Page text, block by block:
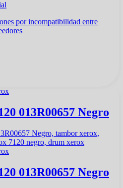
por incompatibilidad entre
013R00657 Negro
013R00657 Negro